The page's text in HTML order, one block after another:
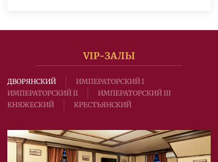
VIP-ЗАЛЫ
ДВОРЯНСКИЙ
ИМПЕРАТОРСКИЙ I
ИМПЕРАТОРСКИЙ II
ИМПЕРАТОРСКИЙ III
КНЯЖЕСКИЙ
КРЕСТЬЯНСКИЙ